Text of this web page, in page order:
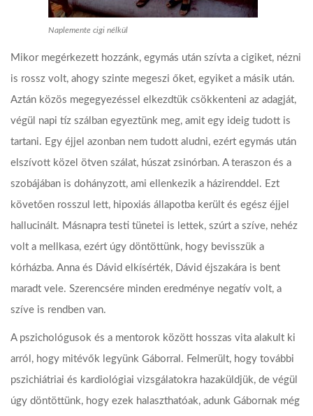
Naplemente cigi nélkül
Mikor megérkezett hozzánk, egymás után szívta a cigiket, nézni
is rossz volt, ahogy szinte megeszi őket, egyiket a másik után.
Aztán közös megegyezéssel elkezdtük csökkenteni az adagját,
végül napi tíz szálban egyeztünk meg, amit egy ideig tudott is
tartani. Egy éjjel azonban nem tudott aludni, ezért egymás után
elszívott közel ötven szálat, húszat zsinórban. A teraszon és a
szobájában is dohányzott, ami ellenkezik a házirenddel. Ezt
követően rosszul lett, hipoxiás állapotba került és egész éjjel
hallucinált. Másnapra testi tünetei is lettek, szúrt a szíve, nehéz
volt a mellkasa, ezért úgy döntöttünk, hogy bevisszük a
kórházba. Anna és Dávid elkísérték, Dávid éjszakára is bent
maradt vele. Szerencsére minden eredménye negatív volt, a
szíve is rendben van.
A pszichológusok és a mentorok között hosszas vita alakult ki
arról, hogy mitévők legyünk Gáborral. Felmerült, hogy további
pszichiátriai és kardiológiai vizsgálatokra hazaküldjük, de végül
úgy döntöttünk, hogy ezek halaszthatóak, adunk Gábornak még